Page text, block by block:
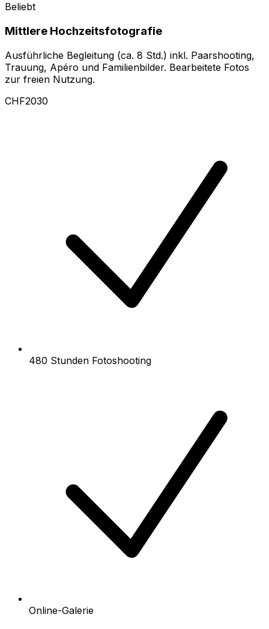
Beliebt
Mittlere Hochzeitsfotografie
Ausführliche Begleitung (ca. 8 Std.) inkl. Paarshooting,
Trauung, Apéro und Familienbilder. Bearbeitete Fotos
zur freien Nutzung.
CHF2030
480 Stunden Fotoshooting
Online-Galerie